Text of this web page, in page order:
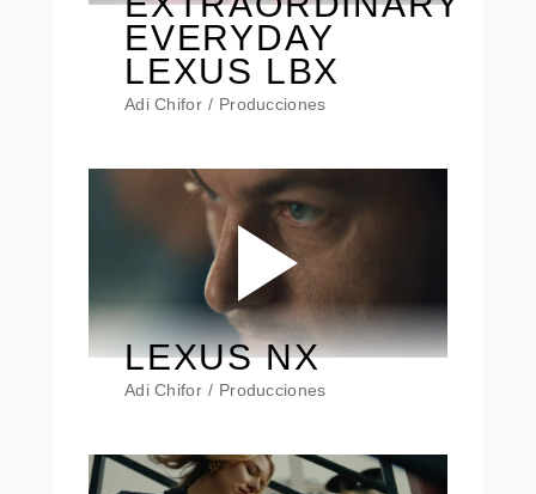
EVERYDAY
LEXUS LBX
Adi Chifor Producciones
LEXUS NX
Adi Chifor Producciones